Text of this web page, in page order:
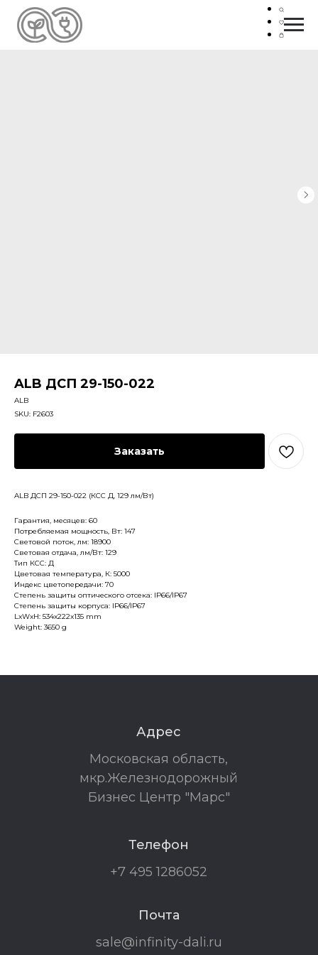
ALB ДСП 29-150-022
ALB
SKU: F2603
Заказать
ALB ДСП 29-150-022 (КСС Д, 129 лм/Вт)
Гарантия, месяцев: 60
Потребляемая мощность, Вт: 147
Световой поток, лм: 18900
Световая отдача, лм/Вт: 129
Тип КСС: Д
Цветовая температура, К: 5000
Индекс цветопередачи: 70
Степень защиты оптического отсека: IP66/IP67
Степень защиты корпуса: IP66/IP67
LxWxH: 534x222x135 mm
Weight: 3650 g
Адрес
Московская область,
мкр.Железнодорожный
Бизнес Центр "Марс"
Телефон
+7 495 1286052
Почта
sale@infinity-dali.ru